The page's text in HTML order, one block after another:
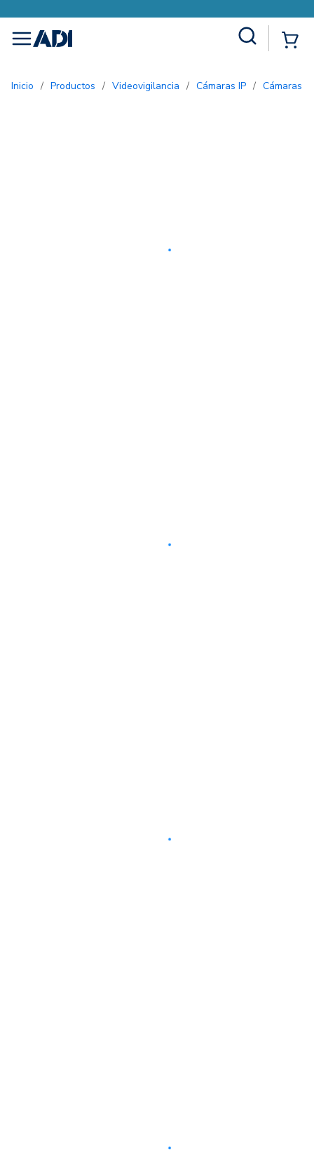
menu
Inicio / Productos / Videovigilancia / Cámaras IP / Cámaras